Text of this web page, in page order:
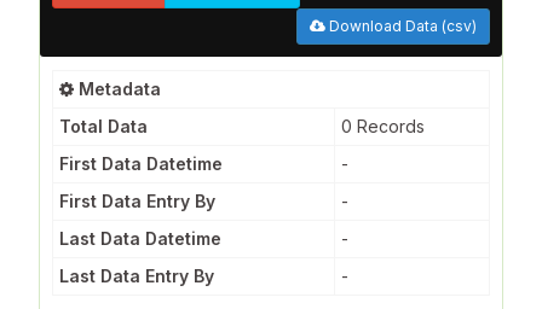
Download Data (csv)
Metadata
Total Data
0 Records
First Data Datetime
-
First Data Entry By
-
Last Data Datetime
-
Last Data Entry By
-